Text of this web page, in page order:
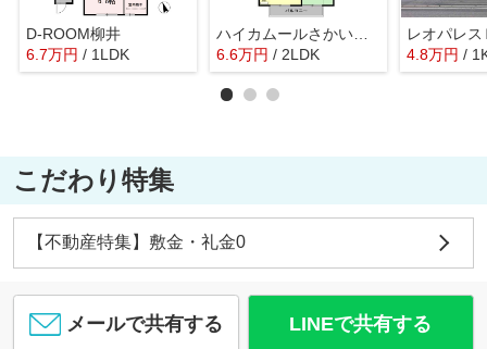
D-ROOM柳井
6.7万円 / 1LDK
ハイカムールさかいびらき B棟
6.6万円 / 2LDK 4.8万円 /
こだわり特集
【不動産特集】敷金・礼金0
メールで共有する LINEで共有する